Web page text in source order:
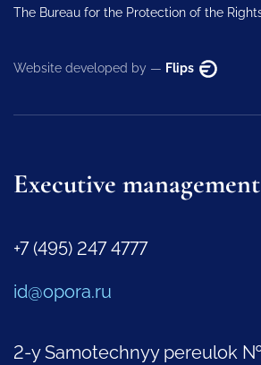
The Bureau for the Protection of the
Website developed by — Flips
Executive management
+7 (495) 247 4777
id@opora.ru
2-y Samotechnyy pereulok